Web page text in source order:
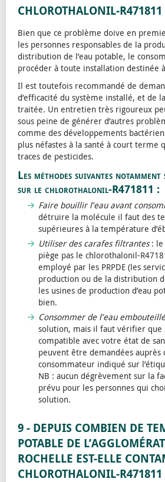
CHLOROTHALONIL-R471811
Bien que ce problème doive en
les personnes responsables de la
distribution de l’eau potable, le
procéder à toute installation destinée
Il est toutefois recommandé de
d’efficacité du système installé, et de
traitée. Un entretien très rigoureux
sous peine de générer d’autres
comme des développements
plus néfastes à la santé à court terme
traces de pesticides.
Les méthodes suivantes
sur le chlorothalonil-R471811 :
Faire bouillir l’eau avant
détruire la molécule il faut des
supérieures à la température
Utiliser des carafes filtrantes: le
piège pas le chlorothalonil-
employé par les PRPDE (les
production ou de la distribution
les usines de production d’eau
bien.
Consommer de l’eau
solution, mais il faut vérifier que
compatible avec votre état de
peuvent être demandées auprès
consommateur indiqué sur
NB : aucun dégrèvement sur la
prévu pour les personnes qui
solution.
9 - DEPUIS COMBIEN DE
POTABLE DE
ROCHELLE EST-ELLE
CHLOROTHALONIL-R471811